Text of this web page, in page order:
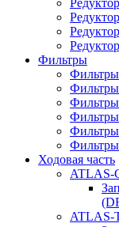
Фильтры
Фильтры
Ходовая часть
ATLAS-
ATLAS-